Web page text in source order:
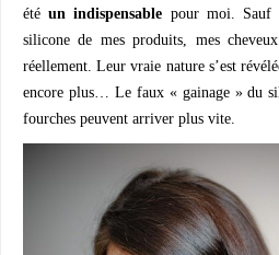
étéun indispensable pour moi. Sauf
silicone de mes produits, mes
réellement. Leur vraie nature s’est
encore plus… Le faux « gainage » du
fourches peuvent arriver plus vite.